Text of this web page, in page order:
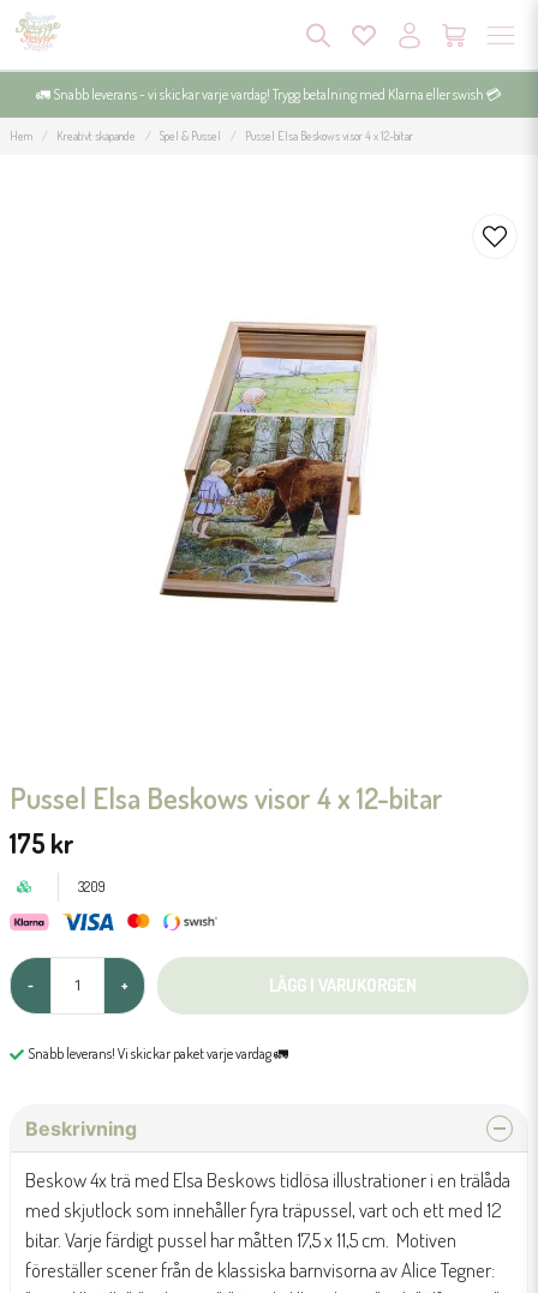
🚛 Snabb leverans - vi skickar varje vardag! Trygg betalning med Klarna eller swish 💳
Hem Kreativt skapande Spel & Pussel Pussel Elsa Beskows visor 4 x 12-bitar
Pussel Elsa Beskows visor 4 x 12-bitar
175 kr
3209
- + LÄGG I VARUKORGEN
Snabb leverans! Vi skickar paket varje vardag 🚛
Beskrivning
Beskow 4x trä med Elsa Beskows tidlösa illustrationer i en trälåda
med skjutlock som innehåller fyra träpussel, vart och ett med 12
bitar. Varje färdigt pussel har måtten 17,5 x 11,5 cm. Motiven
föreställer scener från de klassiska barnvisorna av Alice Tegner: